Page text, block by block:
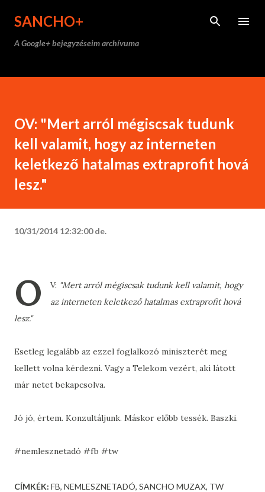
SANCHO+
A Google+ bejegyzéseim archívuma
OV: "Mert arról mégiscsak tudunk
kell valamit, hogy az interneten
keletkező hatalmas extraprofit hová
lesz."
10/31/2014 12:32:00 de.
O V: "Mert arról mégiscsak tudunk kell valamit, hogy
az interneten keletkező hatalmas extraprofit hová
lesz."
Esetleg legalább az ezzel foglalkozó miniszterét meg
kellett volna kérdezni. Vagy a Telekom vezért, aki látott
már netet bekapcsolva.
Jó jó, értem. Konzultáljunk. Máskor előbb tessék. Baszki.
#nemlesznetadó #fb #tw
CÍMKÉK: FB NEMLESZNETADÓ SANCHO MUZAX TW